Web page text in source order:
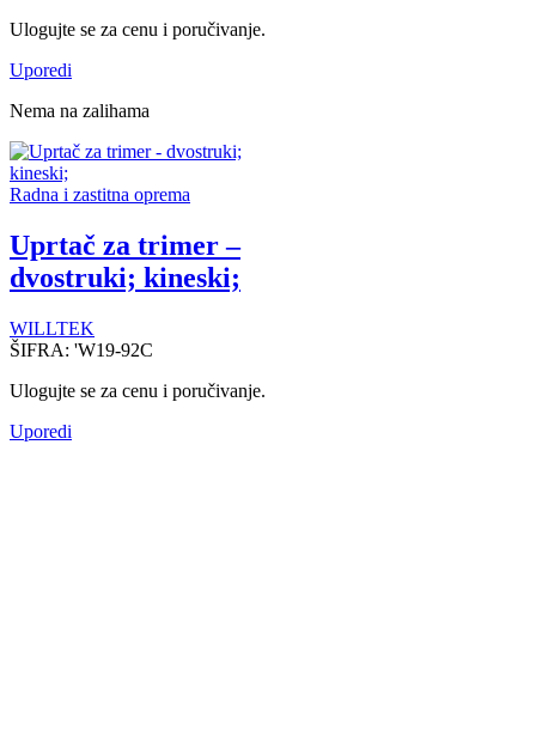
Ulogujte se za cenu i poručivanje.
Uporedi
Nema na zalihama
Radna i zastitna oprema
Uprtač za trimer –
dvostruki; kineski;
WILLTEK
ŠIFRA: 'W19-92C
Ulogujte se za cenu i poručivanje.
Uporedi